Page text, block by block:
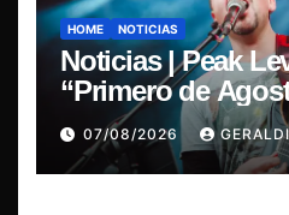
HOME NOTICIAS
Noticias | Peak
“Primero de
sonoro por el
07/08/2026